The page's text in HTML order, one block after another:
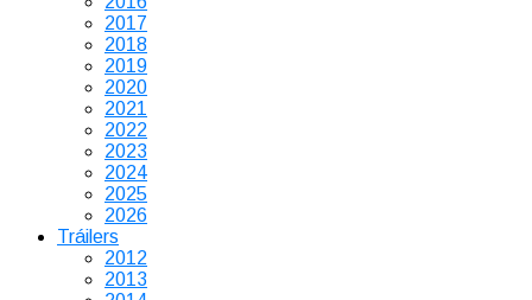
2017
2018
2019
2020
2021
2022
2023
2024
2025
2026
Tráilers
2012
2013